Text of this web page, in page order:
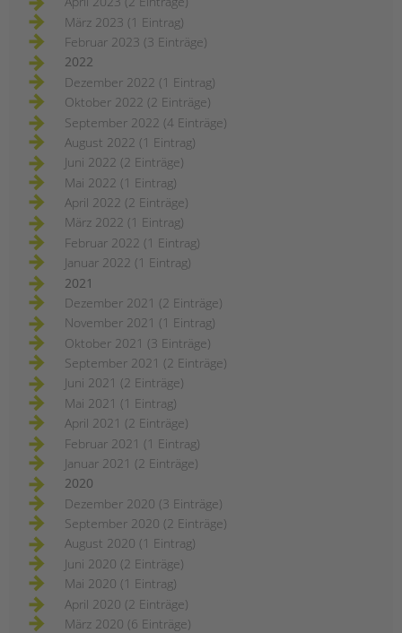
März 2023 (1 Eintrag)
Februar 2023 (3 Einträge)
2022
Dezember 2022 (1 Eintrag)
Oktober 2022 (2 Einträge)
September 2022 (4 Einträge)
August 2022 (1 Eintrag)
Juni 2022 (2 Einträge)
Mai 2022 (1 Eintrag)
April 2022 (2 Einträge)
März 2022 (1 Eintrag)
Februar 2022 (1 Eintrag)
Januar 2022 (1 Eintrag)
2021
Dezember 2021 (2 Einträge)
November 2021 (1 Eintrag)
Oktober 2021 (3 Einträge)
September 2021 (2 Einträge)
Juni 2021 (2 Einträge)
Mai 2021 (1 Eintrag)
April 2021 (2 Einträge)
Februar 2021 (1 Eintrag)
Januar 2021 (2 Einträge)
2020
Dezember 2020 (3 Einträge)
September 2020 (2 Einträge)
August 2020 (1 Eintrag)
Juni 2020 (2 Einträge)
Mai 2020 (1 Eintrag)
April 2020 (2 Einträge)
März 2020 (6 Einträge)